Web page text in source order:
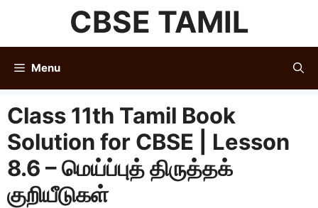
content
CBSE TAMIL
Menu
Class 11th Tamil Book
Solution for CBSE | Lesson
8.6 – மெய்ப்புத் திருத்தக்
குறியீடுகள்